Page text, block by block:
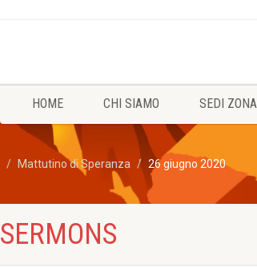
HOME CHI SIAMO SEDI
Mattutino di Speranza 26 giugno 2020
SERMONS